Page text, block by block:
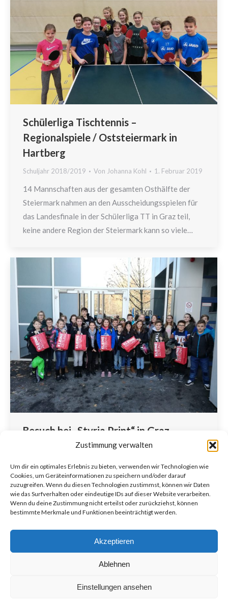
Zustimmung verwalten
Um dir ein optimales Erlebnis zu bieten, verwenden wir Technologien wie
Cookies, um Geräteinformationen zu speichern und/oder darauf
zuzugreifen. Wenn du diesen Technologien zustimmst, können wir Daten
wie das Surfverhalten oder eindeutige IDs auf dieser Website verarbeiten.
Wenn du deine Zustimmung nicht erteilst oder zurückziehst, können
bestimmte Merkmale und Funktionen beeinträchtigt werden.
Akzeptieren
Ablehnen
Einstellungen ansehen
Schülerliga Tischtennis –
Regionalspiele / Oststeiermark in
Hartberg
Schuljahr 2018/2019 Von Johanna Kohl 1. Februar 2019
14 Mannschaften aus der gesamten Osthälfte der
Steiermark nahmen an den Ausscheidungsspielen für
das Landesfinale in der Schülerliga TT in Graz teil,
keine andere Region der Steiermark kann so viele…
Besuch bei „Styria Print“ in Graz
Schuljahr 2018/2019 VonJohanna Kohl
Passend zur Textsorte „Bericht“, der zu Beginn der
zweiten Klasse im Unterricht besprochen
wurde, begaben sich am 04.12.2018 die 2a und 2b